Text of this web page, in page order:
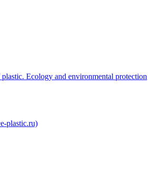
Ecology and environmental protection
plastic.ru)